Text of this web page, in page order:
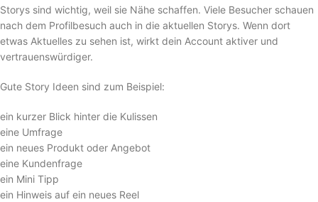
Storys sind wichtig, weil sie Nähe schaffen. Viele Besucher schauen
nach dem Profilbesuch auch in die aktuellen Storys. Wenn dort
etwas Aktuelles zu sehen ist, wirkt dein Account aktiver und
vertrauenswürdiger.
Gute Story Ideen sind zum Beispiel:
ein kurzer Blick hinter die Kulissen
eine Umfrage
ein neues Produkt oder Angebot
eine Kundenfrage
ein Mini Tipp
ein Hinweis auf ein neues Reel